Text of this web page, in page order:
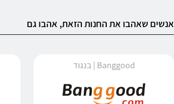
אנשים שאהבו את החנות הזאת, אהבו גם
Banggood | בנגוד